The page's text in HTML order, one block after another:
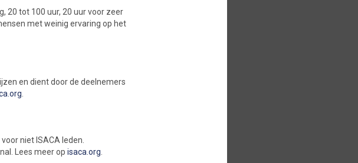
20 tot 100 uur, 20 uur voor zeer
met weinig ervaring op het
en dient door de deelnemers
niet ISACA leden.
Lees meer op isaca.org